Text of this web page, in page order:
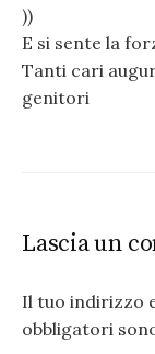
))
E si sente la
Tanti cari
genitori
Lascia un
Il tuo indirizzo
obbligatori